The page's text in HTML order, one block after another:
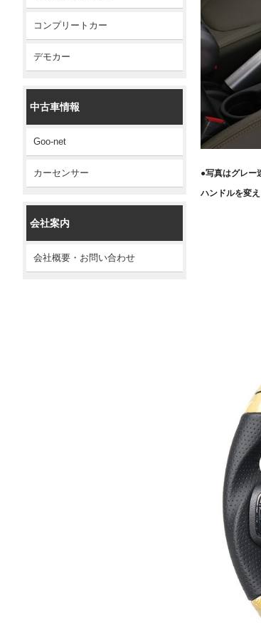
コンプリートカー
デモカー
中古車情報
Goo-net
カーセンサー
会社案内
会社概要・お問い合わせ
●写真はグレー
ハンドルを変